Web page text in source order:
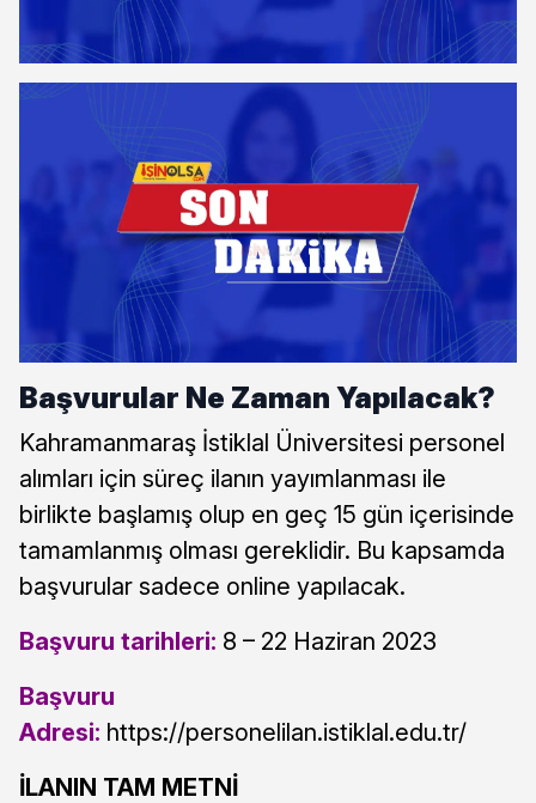
Başvurular Ne Zaman Yapılacak?
Kahramanmaraş İstiklal Üniversitesi personel
alımları için süreç ilanın yayımlanması ile
birlikte başlamış olup en geç 15 gün içerisinde
tamamlanmış olması gereklidir. Bu kapsamda
başvurular sadece online yapılacak.
Başvuru tarihleri: 8 – 22 Haziran 2023
Başvuru
Adresi: https://personelilan.istiklal.edu.tr/
İLANIN TAM METNİ